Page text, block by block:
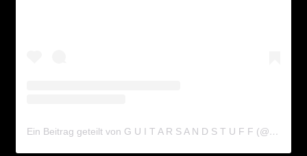
Ein Beitrag geteilt von G U I T A R S A N D S T U F F (@guitarsandstuff)